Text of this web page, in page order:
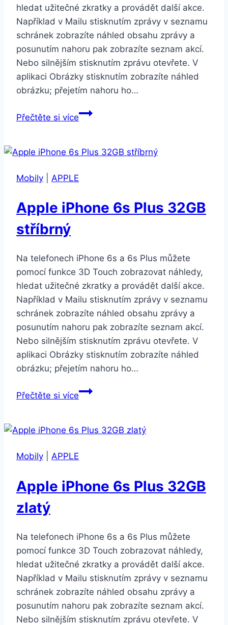
hledat užitečné zkratky a provádět další akce.
Například v Mailu stisknutím zprávy v seznamu
schránek zobrazíte náhled obsahu zprávy a
posunutím nahoru pak zobrazíte seznam akcí.
Nebo silnějším stisknutím zprávu otevřete. V
aplikaci Obrázky stisknutím zobrazíte náhled
obrázku; přejetím nahoru ho…
Přečtěte si víceApple
Plus
stříbrný
Mobily APPLE
Apple iPhone 6s Plus 32GB
stříbrný
Na telefonech iPhone 6s a 6s Plus můžete
pomocí funkce 3D Touch zobrazovat náhledy,
hledat užitečné zkratky a provádět další akce.
Například v Mailu stisknutím zprávy v seznamu
schránek zobrazíte náhled obsahu zprávy a
posunutím nahoru pak zobrazíte seznam akcí.
Nebo silnějším stisknutím zprávu otevřete. V
aplikaci Obrázky stisknutím zobrazíte náhled
obrázku; přejetím nahoru ho…
Přečtěte si víceApple
Plus
stříbrný
Mobily APPLE
Apple iPhone 6s Plus 32GB
zlatý
Na telefonech iPhone 6s a 6s Plus můžete
pomocí funkce 3D Touch zobrazovat náhledy,
hledat užitečné zkratky a provádět další akce.
Například v Mailu stisknutím zprávy v seznamu
schránek zobrazíte náhled obsahu zprávy a
posunutím nahoru pak zobrazíte seznam akcí.
Nebo silnějším stisknutím zprávu otevřete. V